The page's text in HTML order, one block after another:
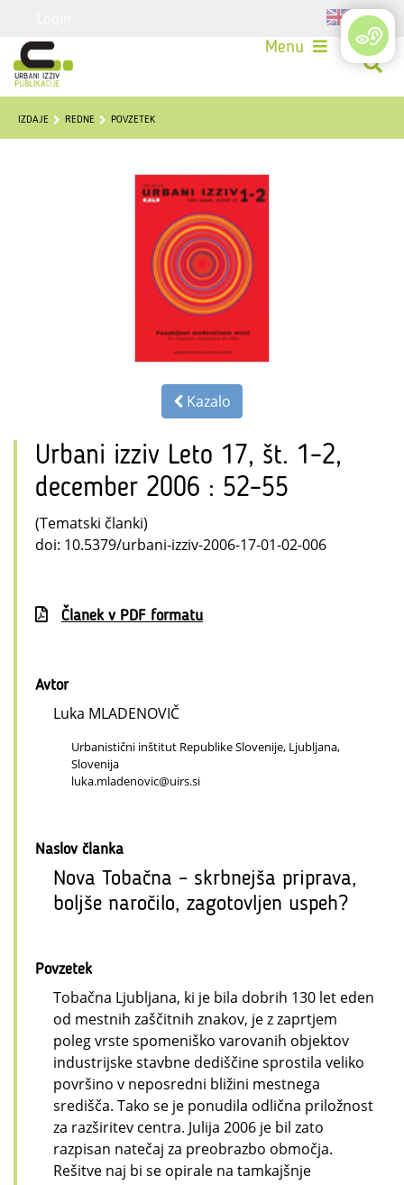
Menu
IZDAJE REDNE POVZETEK
Kazalo
Urbani izziv Leto 17, št. 1–2,
december 2006 : 52–55
(Tematski članki)
doi: 10.5379/urbani-izziv-2006-17-01-02-006
Članek v PDF formatu
Avtor
Luka MLADENOVIČ
Urbanistični inštitut Republike Slovenije, Ljubljana,
Slovenija
luka.mladenovic@uirs.si
Naslov članka
Nova Tobačna – skrbnejša priprava,
boljše naročilo, zagotovljen uspeh?
Povzetek
Tobačna Ljubljana, ki je bila dobrih 130 let eden
od mestnih zaščitnih znakov, je z zaprtjem
poleg vrste spomeniško varovanih objektov
industrijske stavbne dediščine sprostila veliko
površino v neposredni bližini mestnega
središča. Tako se je ponudila odlična priložnost
za razširitev centra. Julija 2006 je bil zato
razpisan natečaj za preobrazbo območja.
Rešitve naj bi se opirale na tamkajšnje